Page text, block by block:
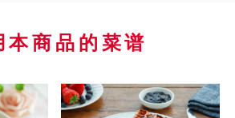
本商品的菜谱